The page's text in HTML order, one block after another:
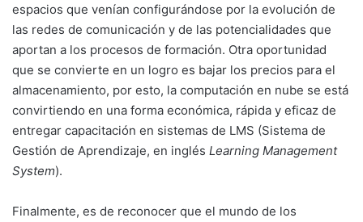
espacios que venían configurándose por la evolución de
las redes de comunicación y de las potencialidades que
aportan a los procesos de formación. Otra oportunidad
que se convierte en un logro es bajar los precios para el
almacenamiento, por esto, la computación en nube se está
convirtiendo en una forma económica, rápida y eficaz de
entregar capacitación en sistemas de LMS (Sistema de
Gestión de Aprendizaje, en inglés Learning Management
System).
Finalmente, es de reconocer que el mundo de los